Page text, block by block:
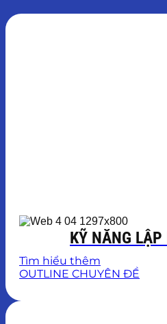
KỸ NĂNG LẬP
Tìm hiểu thêm
OUTLINE CHUYÊN ĐỀ